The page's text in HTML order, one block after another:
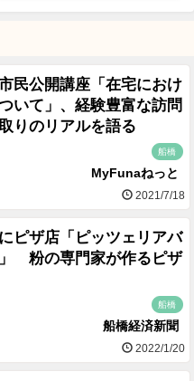
民公開講座「在宅におけ
いて」、経験豊富な訪問
りのリアルを語る
船橋
MyFunaねっと
2021/7/18
ピザ店「ピッツェリアバ
粉の専門家が作るピザ
船橋
船橋経済新聞
2022/1/20